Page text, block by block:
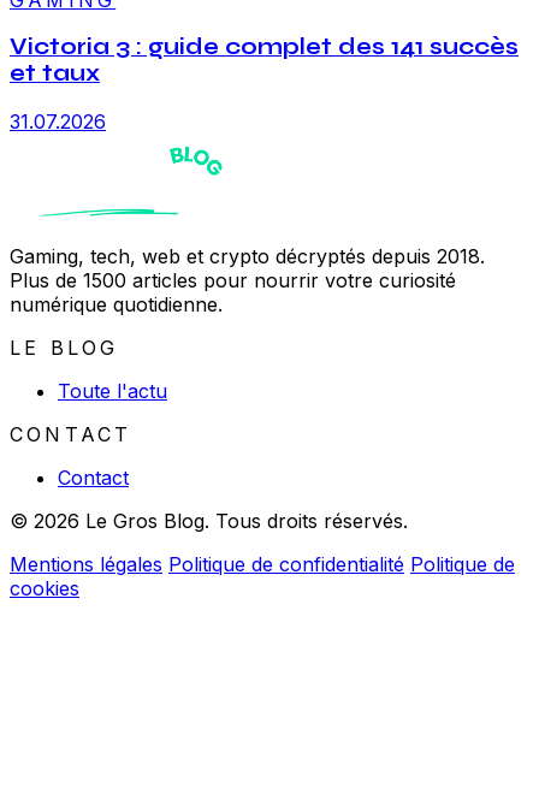
Victoria 3 : guide complet des 141 succès
et taux
31.07.2026
Gaming, tech, web et crypto décryptés depuis 2018.
Plus de 1500 articles pour nourrir votre curiosité
numérique quotidienne.
LE BLOG
Toute l'actu
CONTACT
Contact
© 2026 Le Gros Blog. Tous droits réservés.
Mentions légales Politique de confidentialité Politique de
cookies